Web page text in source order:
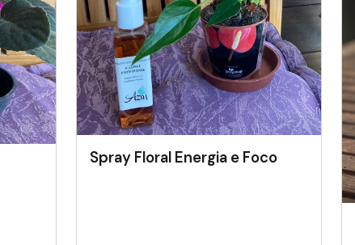
Spray Floral Energia e Foco